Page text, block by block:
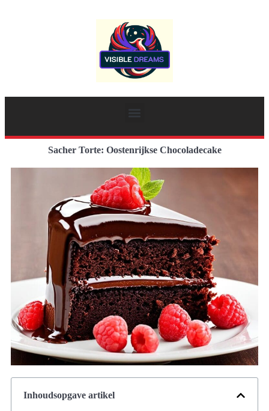
Sacher Torte: Oostenrijkse Chocoladecake
Inhoudsopgave artikel